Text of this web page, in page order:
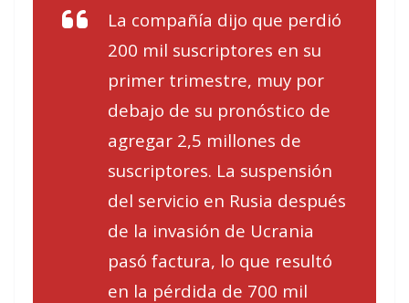
La compañía dijo que perdió
200 mil suscriptores en su
primer trimestre, muy por
debajo de su pronóstico de
agregar 2,5 millones de
suscriptores. La suspensión
del servicio en Rusia después
de la invasión de Ucrania
pasó factura, lo que resultó
en la pérdida de 700 mil